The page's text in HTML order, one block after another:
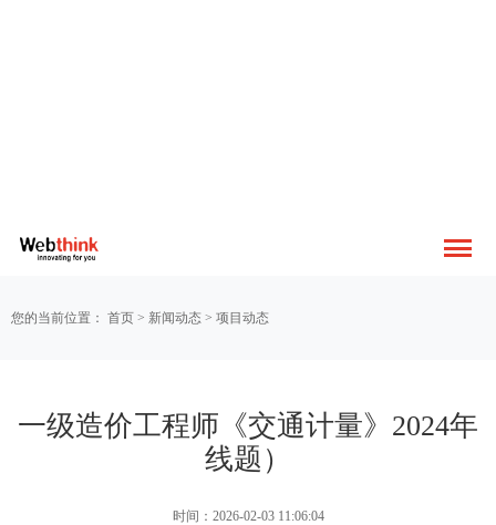
您的当前位置： 首页 > 新闻动态 > 项目动态
一级造价工程师《交通计量》2024年
线题）
时间：2026-02-03 11:06:04